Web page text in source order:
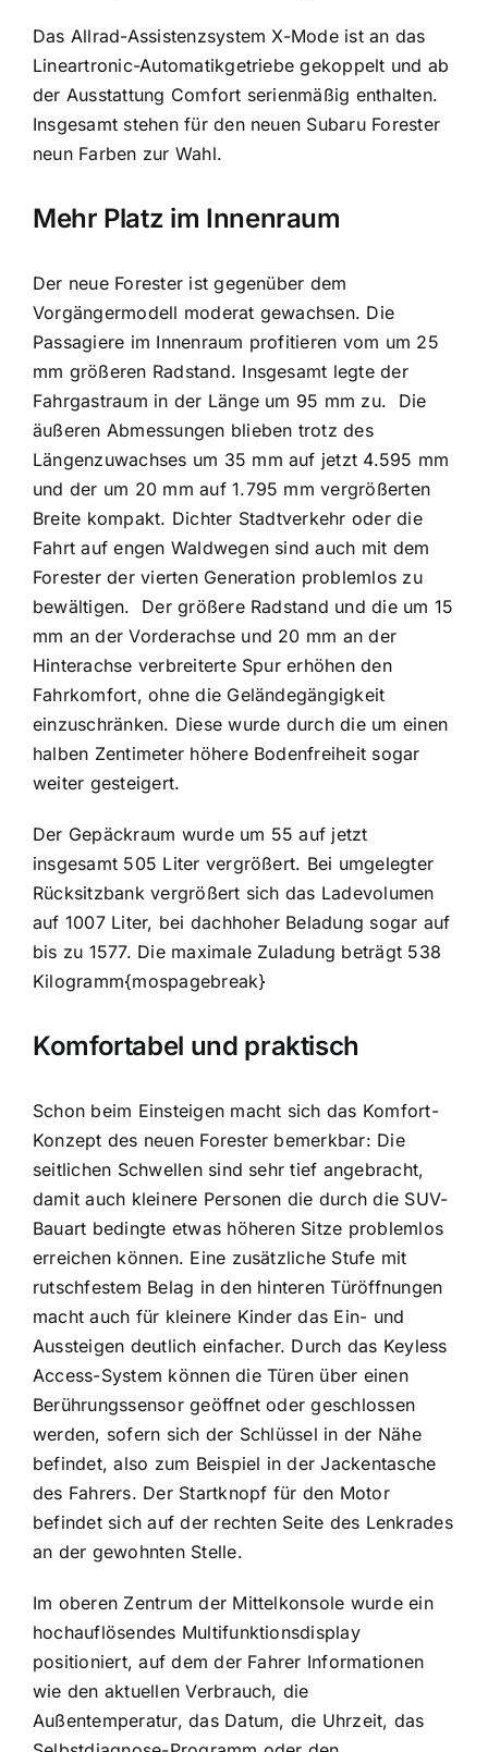
Das Allrad-Assistenzsystem X-Mode ist an das
Lineartronic-Automatikgetriebe gekoppelt und ab
der Ausstattung Comfort serienmäßig enthalten.
Insgesamt stehen für den neuen Subaru Forester
neun Farben zur Wahl.
Mehr Platz im Innenraum
Der neue Forester ist gegenüber dem
Vorgängermodell moderat gewachsen. Die
Passagiere im Innenraum profitieren vom um 25
mm größeren Radstand. Insgesamt legte der
Fahrgastraum in der Länge um 95 mm zu.
Die
äußeren Abmessungen blieben trotz des
Längenzuwachses um 35 mm auf jetzt 4.595 mm
und der um 20 mm auf 1.795 mm vergrößerten
Breite kompakt. Dichter Stadtverkehr oder die
Fahrt auf engen Waldwegen sind auch mit dem
Forester der vierten Generation problemlos zu
bewältigen.
Der größere Radstand und die um 15
mm an der Vorderachse und 20 mm an der
Hinterachse verbreiterte Spur erhöhen den
Fahrkomfort, ohne die Geländegängigkeit
einzuschränken. Diese wurde durch die um einen
halben Zentimeter höhere Bodenfreiheit sogar
weiter gesteigert.
Der Gepäckraum wurde um 55 auf jetzt
insgesamt 505 Liter vergrößert. Bei umgelegter
Rücksitzbank vergrößert sich das Ladevolumen
auf 1007 Liter, bei dachhoher Beladung sogar auf
bis zu 1577. Die maximale Zuladung beträgt 538
Kilogramm{mospagebreak}
Komfortabel und praktisch
Schon beim Einsteigen macht sich das Komfort-
Konzept des neuen Forester bemerkbar: Die
seitlichen Schwellen sind sehr tief angebracht,
damit auch kleinere Personen die durch die SUV-
Bauart bedingte etwas höheren Sitze problemlos
erreichen können. Eine zusätzliche Stufe mit
rutschfestem Belag in den hinteren Türöffnungen
macht auch für kleinere Kinder das Ein- und
Aussteigen deutlich einfacher. Durch das Keyless
Access-System können die Türen über einen
Berührungssensor geöffnet oder geschlossen
werden, sofern sich der Schlüssel in der Nähe
befindet, also zum Beispiel in der Jackentasche
des Fahrers. Der Startknopf für den Motor
befindet sich auf der rechten Seite des Lenkrades
an der gewohnten Stelle.
Im oberen Zentrum der Mittelkonsole wurde ein
hochauflösendes Multifunktionsdisplay
positioniert, auf dem der Fahrer Informationen
wie den aktuellen Verbrauch, die
Außentemperatur, das Datum, die Uhrzeit, das